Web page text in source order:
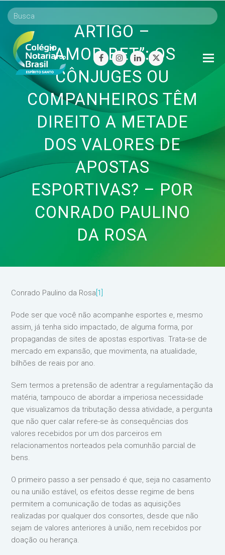
facebookinstagram
linkedintwitter
ARTIGO –
“AMOR.BET”: OS
CÔNJUGES OU
COMPANHEIROS TÊM
DIREITO A METADE
DOS VALORES DE
APOSTAS
ESPORTIVAS? – POR
CONRADO PAULINO
DA ROSA
Conrado Paulino da Rosa [1]
Pode ser que você não acompanhe esportes e, mesmo
assim, já tenha sido impactado, de alguma forma, por
propagandas de sites de apostas esportivas. Trata-se de
mercado em expansão, que movimenta, na atualidade,
bilhões de reais por ano.
Sem termos a pretensão de adentrar a regulamentação da
matéria, tampouco de abordar a imperiosa necessidade
que visualizamos da tributação dessa atividade, a pergunta
que não quer calar refere-se às consequências dos
valores recebidos por um dos parceiros em
relacionamentos norteados pela comunhão parcial de
bens.
O primeiro passo a ser pensado é que, seja no casamento
ou na união estável, os efeitos desse regime de bens
permitem a comunicação de todas as aquisições
realizadas por qualquer dos consortes, desde que não
sejam de valores anteriores à união, nem recebidos por
doação ou herança.